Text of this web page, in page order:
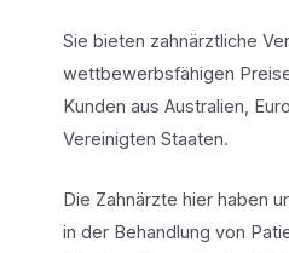
Sie bieten zahnärztliche
wettbewerbsfähigen
Kunden aus Australien,
Vereinigten Staaten.
Die Zahnärzte hier haben
in der Behandlung von